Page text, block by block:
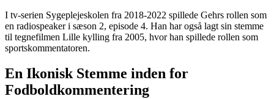
I tv-serien Sygeplejeskolen fra 2018-2022 spillede Gehrs rollen som
en radiospeaker i sæson 2, episode 4. Han har også lagt sin stemme
til tegnefilmen Lille kylling fra 2005, hvor han spillede rollen som
sportskommentatoren.
En Ikonisk Stemme inden for
Fodboldkommentering